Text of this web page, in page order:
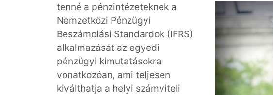
tenné a pénzintézeteknek a
Nemzetközi Pénzügyi
Beszámolási Standardok (IFRS)
alkalmazását az egyedi
pénzügyi kimutatásokra
vonatkozóan, ami teljesen
kiválthatja a helyi számviteli